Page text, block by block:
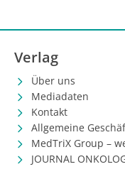
Verlag
Über uns
Mediadaten
Kontakt
Allgemeine
MedTriX Group –
JOURNAL